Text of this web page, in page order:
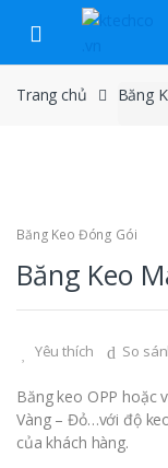
Skip to navigation
Skip to content
Trang chủ Băng
Băng Keo Đóng Gói
Băng Keo
Yêu thích So
Băng keo OPP hoặc
Vàng – Đỏ…với độ
của khách hàng.